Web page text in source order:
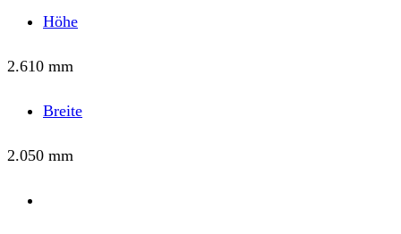
Höhe
2.610 mm
Breite
2.050 mm